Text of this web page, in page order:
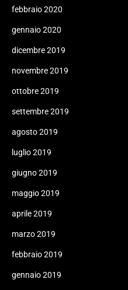
febbraio 2020
gennaio 2020
dicembre 2019
novembre 2019
ottobre 2019
settembre 2019
agosto 2019
luglio 2019
giugno 2019
maggio 2019
aprile 2019
marzo 2019
febbraio 2019
gennaio 2019